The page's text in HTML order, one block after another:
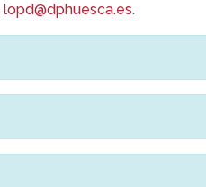
lopd@dphuesca.es.